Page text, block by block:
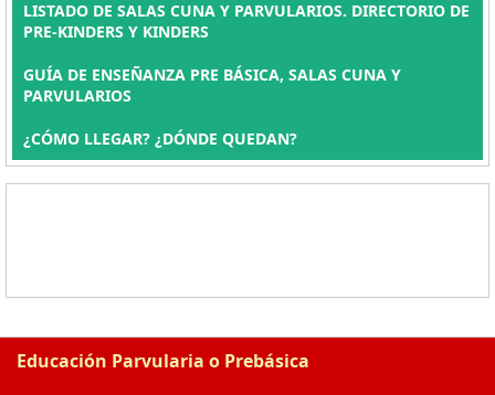
LISTADO DE SALAS CUNA Y PARVULARIOS. DIRECTORIO DE
PRE-KINDERS Y KINDERS
GUÍA DE ENSEÑANZA PRE BÁSICA, SALAS CUNA Y
PARVULARIOS
¿CÓMO LLEGAR? ¿DÓNDE QUEDAN?
Educación Parvularia o Prebásica